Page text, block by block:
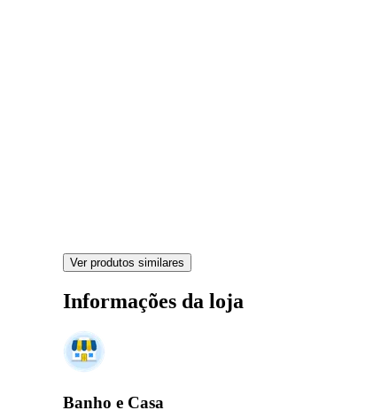
Ver produtos similares
Informações da loja
Banho e Casa